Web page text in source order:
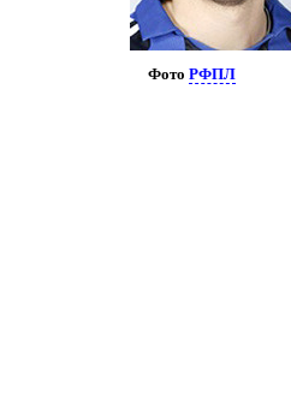
Фото РФПЛ